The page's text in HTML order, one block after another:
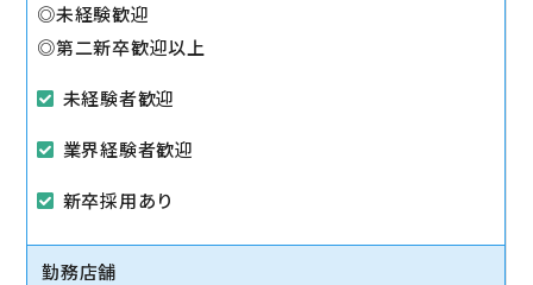
客もまったく問題ありません◎
◎未経験歓迎
◎第二新卒歓迎以上
未経験者歓迎
業界経験者歓迎
新卒採用あり
勤務店舗